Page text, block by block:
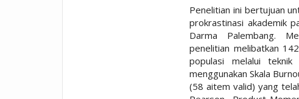
Penelitian ini bertujuan
prokrastinasi akademik
Darma Palembang.
penelitian melibatkan
populasi melalui teknik
menggunakan Skala
(58 aitem valid) yang